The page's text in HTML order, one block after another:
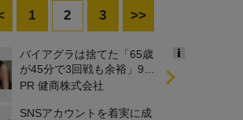
1 2 3 >>
by
バイアグラは捨てた「65歳
が45分で3回戦も余裕」980
円で朝まで絶好調！
PR 健商株式会社
SNSアカウントを着実に成